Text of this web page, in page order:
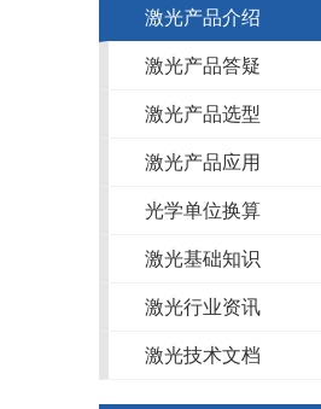
激光产品介绍
激光产品答疑
激光产品选型
激光产品应用
光学单位换算
激光基础知识
激光行业资讯
激光技术文档